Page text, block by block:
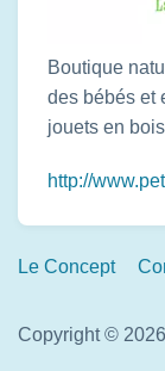
Boutique
des bébés et
jouets en
http://
Footer
Le Concept
Copyright ©